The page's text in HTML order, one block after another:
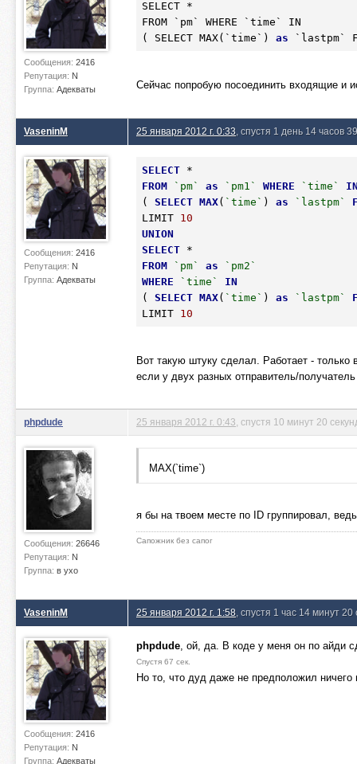
Сообщения: 2416
Репутация: N
Группа: Адекваты
SELECT *
FROM `pm` WHERE `time` IN
( SELECT MAX(`time`) as `lastpm`
Сейчас попробую посоединить входящие и
VaseninM
Сообщения: 2416
Репутация: N
Группа: Адекваты
25 января 2012 г. 0:33 , спустя 1 день 14 часов
SELECT
FROM
`pm` as `pm1` WHERE `time`
( SELECT MAX( `time` ) as `lastpm`
LIMIT 10
UNION
SELECT
FROM
`pm` as
`pm2`
WHERE
`time`
IN
( SELECT MAX( `time` ) as `lastpm`
LIMIT 10
Вот такую штуку сделал. Работает -
если у двух разных отправитель/
phpdude
Сообщения: 26646
Репутация: N
Группа: в ухо
25 января 2012 г. 0:43 , спустя 10 минут 20
MAX(`time`)
я бы на твоем месте по ID группировал,
Сапожник без сапог
VaseninM
Сообщения: 2416
Репутация: N
Группа: Адекваты
25 января 2012 г. 1:58 , спустя 1 час 14 минут 20
phpdude, ой, да. В коде у меня он по айди
Спустя 67 сек.
Но то, что дуд даже не предположил ничего